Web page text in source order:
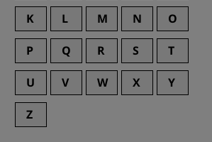
K L M N O
P Q R S T
U V W X Y
Z